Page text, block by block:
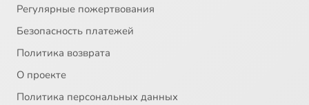
Регулярные пожертвования
Безопасность платежей
Политика возврата
О проекте
Политика персональных данных